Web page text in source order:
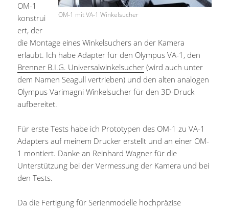
OM-1 mit VA-1 Winkelsucher
OM-1
konstrui
ert, der
die Montage eines Winkelsuchers an der Kamera
erlaubt. Ich habe Adapter für den Olympus VA-1, den
Brenner B.I.G. Universalwinkelsucher (wird auch unter
dem Namen Seagull vertrieben) und den alten analogen
Olympus Varimagni Winkelsucher für den 3D-Druck
aufbereitet.
Für erste Tests habe ich Prototypen des OM-1 zu VA-1
Adapters auf meinem Drucker erstellt und an einer OM-
1 montiert. Danke an Reinhard Wagner für die
Unterstützung bei der Vermessung der Kamera und bei
den Tests.
Da die Fertigung für Serienmodelle hochpräzise